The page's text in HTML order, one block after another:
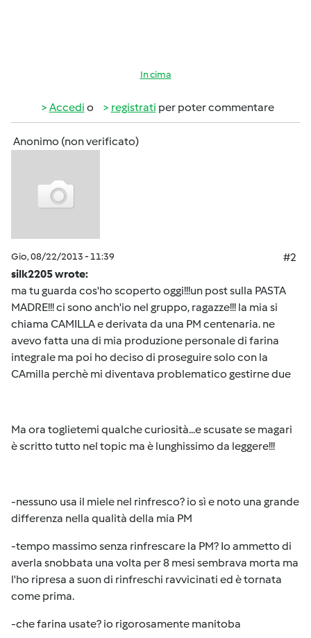
In cima
Accedi o registrati per poter commentare
Anonimo (non verificato)
Gio, 08/22/2013 - 11:39
#2
silk2205 wrote:
ma tu guarda cos'ho scoperto oggi!!!un post sulla PASTA
MADRE!!! ci sono anch'io nel gruppo, ragazze!!! la mia si
chiama CAMILLA e derivata da una PM centenaria. ne
avevo fatta una di mia produzione personale di farina
integrale ma poi ho deciso di proseguire solo con la
CAmilla perchè mi diventava problematico gestirne due
Ma ora toglietemi qualche curiosità...e scusate se magari
è scritto tutto nel topic ma è lunghissimo da leggere!!!
-nessuno usa il miele nel rinfresco? io sì e noto una grande
differenza nella qualità della mia PM
-tempo massimo senza rinfrescare la PM? Io ammetto di
averla snobbata una volta per 8 mesi sembrava morta ma
l'ho ripresa a suon di rinfreschi ravvicinati ed è tornata
come prima.
-che farina usate? io rigorosamente manitoba